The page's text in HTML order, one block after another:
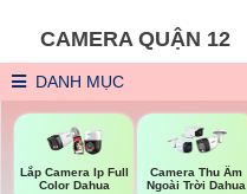
CAMERA QUẬN 12
DANH MỤC
Lắp Camera Ip Full
Color Dahua
Camera Thu Âm
Ngoài Trời Dahua